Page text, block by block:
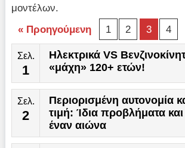
μοντέλων.
« Προηγούμενη
1 2 3 4
Σελ.
1
Ηλεκτρικά VS
«μάχη» 120+ ετών!
Σελ.
2
Περιορισμένη αυτονομία
τιμή: Ίδια προβλήματα
έναν αιώνα